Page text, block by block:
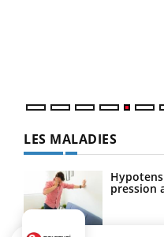
LES MALADIES
pression